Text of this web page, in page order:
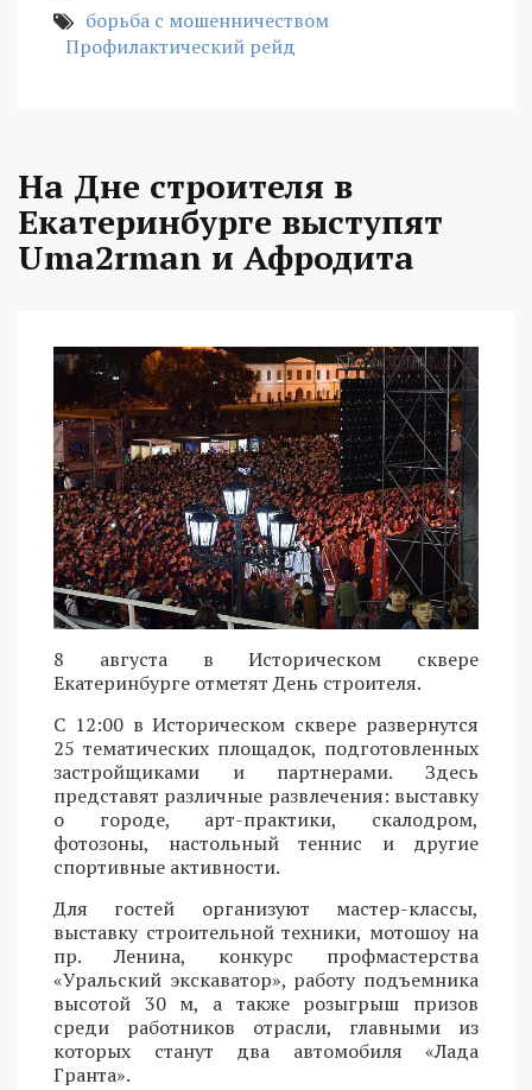
борьба с мошенничеством
Профилактический рейд
На Дне строителя в
Екатеринбурге выступят
Uma2rman и Афродита
8 августа в Историческом сквере
Екатеринбурге отметят День строителя.
С 12:00 в Историческом сквере развернутся
25 тематических площадок, подготовленных
застройщиками и партнерами. Здесь
представят различные развлечения: выставку
о городе, арт-практики, скалодром,
фотозоны, настольный теннис и другие
спортивные активности.
Для гостей организуют мастер-классы,
выставку строительной техники, мотошоу на
пр. Ленина, конкурс профмастерства
«Уральский экскаватор», работу подъемника
высотой 30 м, а также розыгрыш призов
среди работников отрасли, главными из
которых станут два автомобиля «Лада
Гранта».